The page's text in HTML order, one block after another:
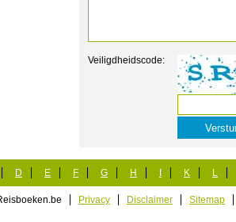
Veiligdheidscode:
D E F G H K L
Privacy Disclaimer
Sitemap